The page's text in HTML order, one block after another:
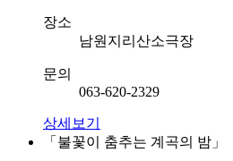
장소
남원지리산소극장
문의
063-620-2329
상세보기
「불꽃이 춤추는 계곡의 밤」